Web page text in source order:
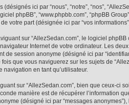
ici par “nous”, “notre”, “nos”,
phpBB”, “www.phpbb.com”, “phpBB
votre part (désignée ici par “vos
sur “AllezSedan.com”, le logiciel
Internet de votre ordinateur. Les
de session anonyme (désigné ici par
que vous naviguerez sur les sujets de
en tant qu’utilisateur.
sur “AllezSedan.com”, bien que ceux-ci
manière est de récupérer l’information
(désigné ici par “messages anonymes”),